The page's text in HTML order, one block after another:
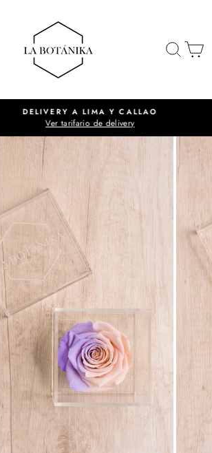
diapositivas
pausa
A LIMA Y CALLAO
Ver tarifario de delivery